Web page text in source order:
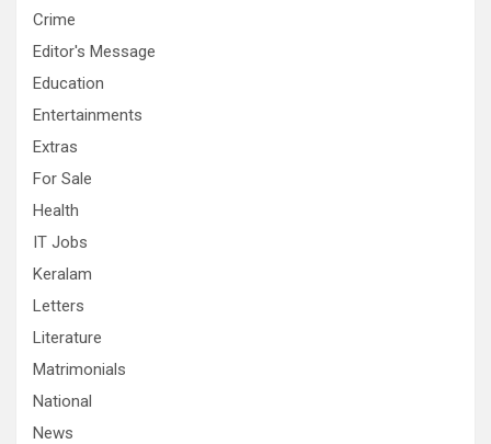
Crime
Editor's Message
Education
Entertainments
Extras
For Sale
Health
IT Jobs
Keralam
Letters
Literature
Matrimonials
National
News